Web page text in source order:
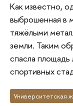
Как известно,
выброшенная в
тяжёлыми
земли. Таким
спасла
спортивных
Университетская